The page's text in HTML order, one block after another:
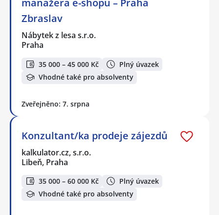
manažera e-shopu – Praha
Zbraslav
Nábytek z lesa s.r.o.
Praha
35 000 – 45 000 Kč
Plný úvazek
Vhodné také pro absolventy
Zveřejněno: 7. srpna
Konzultant/ka prodeje zájezdů
kalkulator.cz, s.r.o.
Libeň, Praha
35 000 – 60 000 Kč
Plný úvazek
Vhodné také pro absolventy